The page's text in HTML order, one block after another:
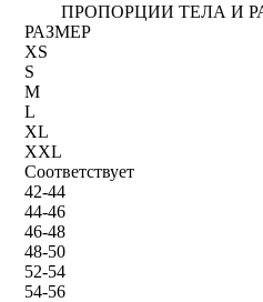
ПРОПОРЦИИ ТЕЛА И
РАЗМЕР
XS
S
M
L
XL
XXL
Соответствует
42-44
44-46
46-48
48-50
52-54
54-56